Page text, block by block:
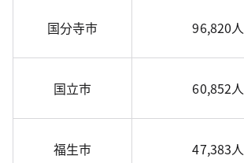
国分寺市 96,820人
国立市 60,852人
福生市 47,383人